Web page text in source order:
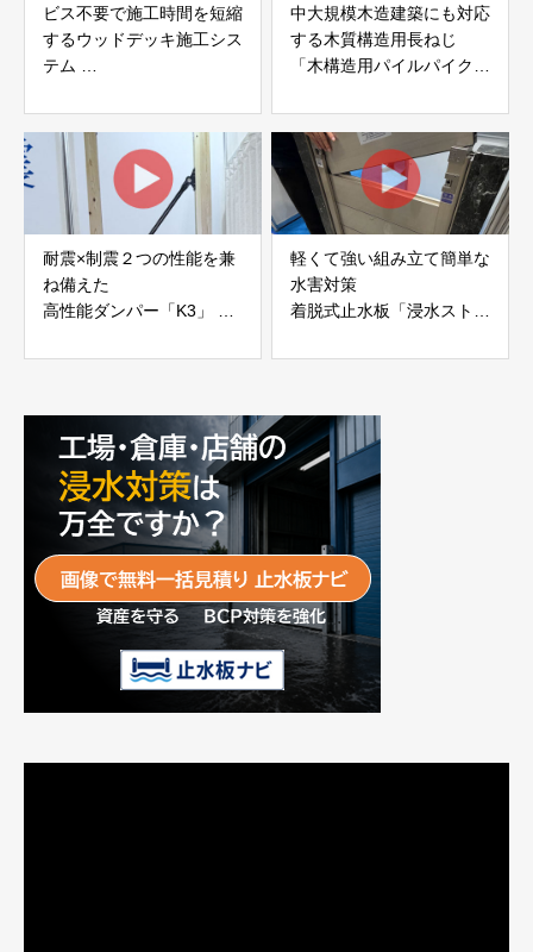
ビス不要で施工時間を短縮
するウッドデッキ施工シス
テム
JAPAN
中大規模木造建築にも対応
する木質構造用長ねじ
「木構造用パイルパイクビ
耐震×制震２つの性能を兼
ね備えた
高性能ダンパー「K3」 富
軽くて強い組み立て簡単な
水害対策
着脱式止水板「浸水ストッ
富士工業株式会社